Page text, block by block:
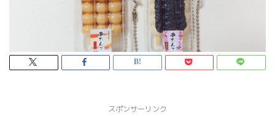
スポンサーリンク